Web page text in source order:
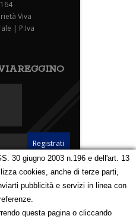
Viva
| P.Iva
Eventi Foto Carnevale
Contatti
30 giugno 2003 n.196 e dell'art. 13
cookies, anche di terze parti,
pubblicità e servizi in linea con
questa pagina o cliccando